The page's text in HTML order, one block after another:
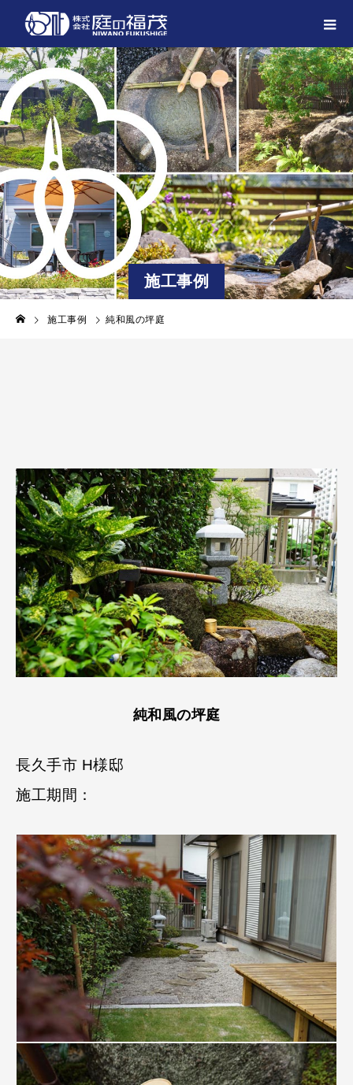
施工事例
施工事例 純和風の坪庭
純和風の坪庭
長久手市 H様邸
施工期間：